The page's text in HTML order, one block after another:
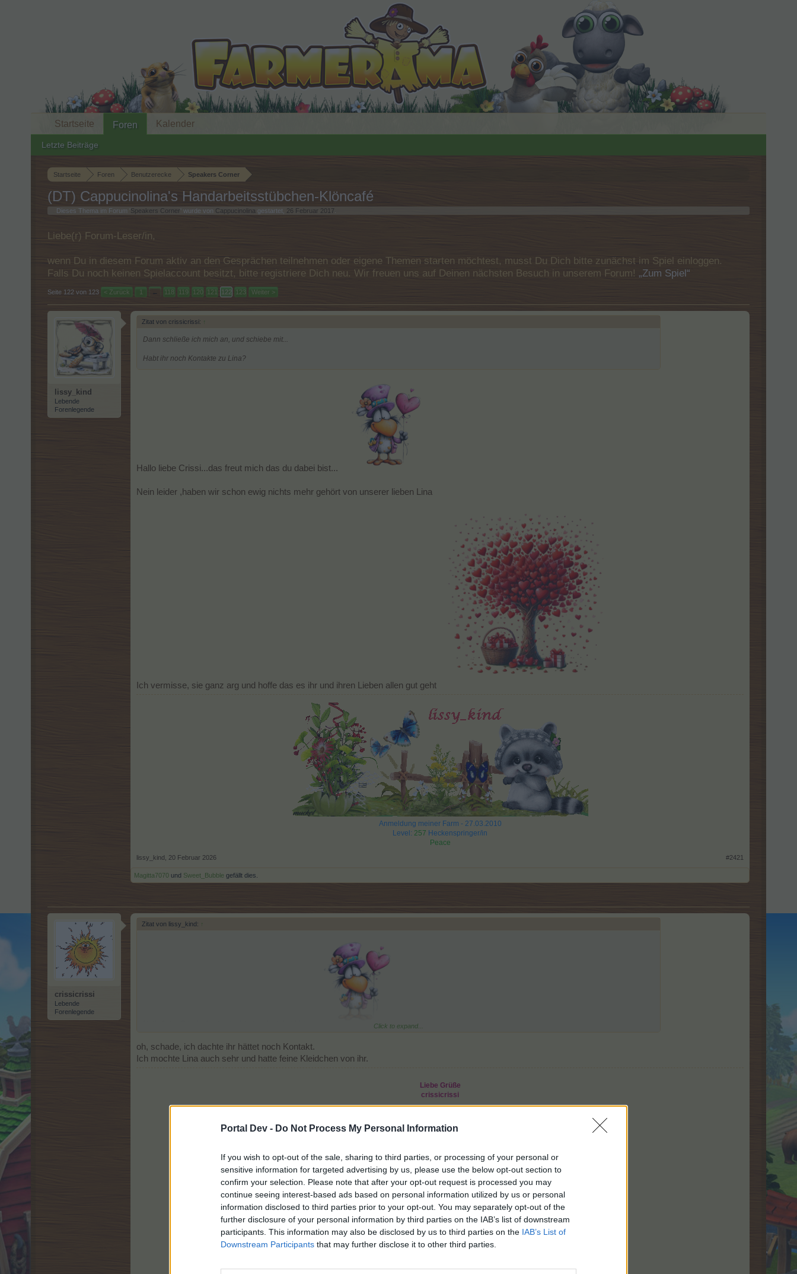
Portal Dev - Do Not Process My Personal Information
If you wish to opt-out of the sale, sharing to third parties, or processing of your personal or
sensitive information for targeted advertising by us, please use the below opt-out section to
confirm your selection. Please note that after your opt-out request is processed you may
continue seeing interest-based ads based on personal information utilized by us or personal
information disclosed to third parties prior to your opt-out. You may separately opt-out of the
further disclosure of your personal information by third parties on the IAB’s list of downstream
participants. This information may also be disclosed by us to third parties on the IAB’s List of
Downstream Participants that may further disclose it to other third parties.
Startseite Foren Benutzerecke Speakers Corner
(DT) Cappucinolina's Handarbeitsstübchen-Klöncafé
Dieses Thema im Forum ' Speakers Corner ' wurde von Cappucinolina gestartet, 26 Februar 2017
Liebe(r) Forum-Leser/in,
wenn Du in diesem Forum aktiv an den Gesprächen teilnehmen oder eigene Themen starten möchtest, musst Du Dich bitte zunächst im Spiel einloggen.
Falls Du noch keinen Spielaccount besitzt, bitte registriere Dich neu. Wir freuen uns auf Deinen nächsten Besuch in unserem Forum! „Zum Spiel“
Seite 122 von 123 < Zurück 1 ← 118 119 120 121 122 123 Weiter >
lissy_kind
Lebende
Forenlegende
Zitat von crissicrissi: ↑
Dann schließe ich mich an, und schiebe mit...
Habt ihr noch Kontakte zu Lina?
Hallo liebe Crissi...das freut mich das du dabei bist...
Nein leider ,haben wir schon ewig nichts mehr gehört von unserer lieben Lina
Ich vermisse, sie ganz arg und hoffe das es ihr und ihren Lieben allen gut geht
Anmeldung meiner Farm - 27.03.2010
Level: 257 Heckenspringer/in
Peace
lissy_kind 20 Februar 2026 #2421
Magitta7070 und Sweet_Bubble gefällt dies.
crissicrissi
Lebende
Forenlegende
Zitat von lissy_kind: ↑
Nein leider ,haben wir schon ewig nichts mehr gehört von unserer lieben Lina
Click to expand...
oh, schade, ich dachte ihr hättet noch Kontakt.
Ich mochte Lina auch sehr und hatte feine Kleidchen von ihr.
Liebe Grüße
crissicrissi
Ich beobachte Markt 30
Stammtisch für Marktnummernsucher>>Hier<<
Startseite Foren
Letzte Beiträge
Kalender